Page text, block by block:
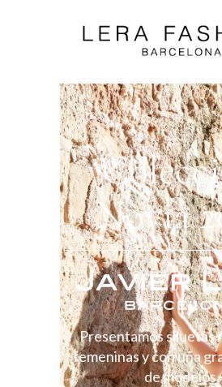
Novia
Presentamos siluetas
femeninas y con una
de modelos.